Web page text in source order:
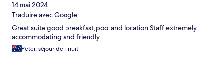
14 mai 2024
Traduire avec Google
Great suite good breakfast,pool and location Staff extremely
accommodating and friendly
Peter, séjour de 1 nuit